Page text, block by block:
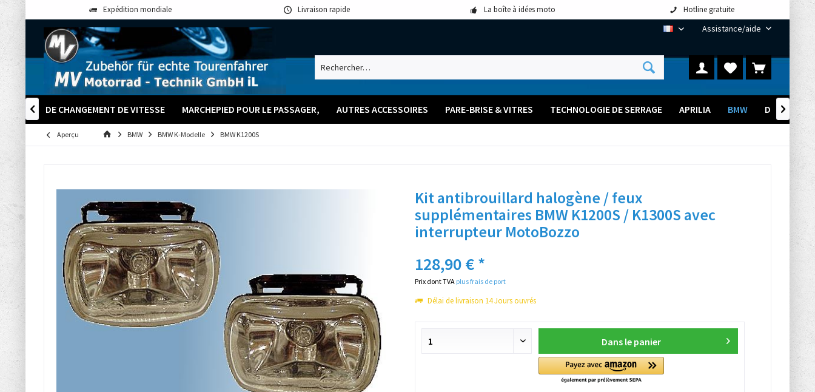
Expédition mondiale Livraison rapide La boîte à idées moto Hotline gratuite
FR Assistance/aide
PALETTES DE CHANGEMENT DE VITESSE MARCHEPIED POUR LE PASSAGER, AUTRES ACCESSOIRES PARE-BRISE & VITRES TECHNOLOGIE DE SERRAGE APRILIA BMW DUCATI
 
Aperçu BMW BMW K-Modelle BMW K1200S
Kit antibrouillard halogène / feux
supplémentaires BMW K1200S / K1300S avec
interrupteur MotoBozzo
128,90 € *
Prix dont TVA plus frais de port
Délai de livraison 14 Jours ouvrés
Dans le panier